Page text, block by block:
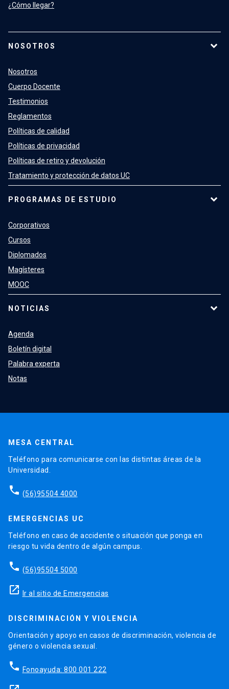
¿Cómo llegar?
NOSOTROS
Nosotros
Cuerpo Docente
Testimonios
Reglamentos
Políticas de calidad
Políticas de privacidad
Políticas de retiro y devolución
Tratamiento y protección de datos UC
PROGRAMAS DE ESTUDIO
Corporativos
Cursos
Diplomados
Magísteres
MOOC
NOTICIAS
Agenda
Boletín digital
Palabra experta
Notas
MESA CENTRAL
Teléfono para comunicarse con las distintas áreas de la
Universidad.
phone (56)95504 4000
EMERGENCIAS UC
Teléfono en caso de accidente o situación que ponga en
riesgo tu vida dentro de algún campus.
phone (56)95504 5000
launch Ir al sitio de Emergencias
DISCRIMINACIÓN Y VIOLENCIA
Orientación y apoyo en casos de discriminación, violencia de
género o violencia sexual.
phone Fonoayuda: 800 001 222